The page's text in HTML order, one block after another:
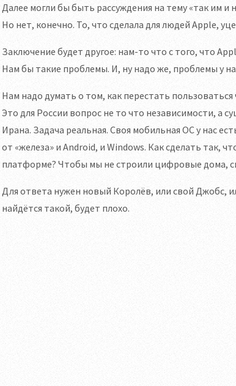
Далее могли бы быть рассуждения на тему «так им
Но нет, конечно. То, что сделала для людей Apple,
Заключение будет другое: нам-то что с того, что
Нам бы такие проблемы. И, ну надо же, проблемы у
Нам надо думать о том, как перестать
Это для России вопрос не то что независимости, а
Ирана. Задача реальная. Своя мобильная ОС у нас
от «железа» и Android, и Windows. Как сделать так,
платформе? Чтобы мы не строили цифровые дома,
Для ответа нужен новый Королёв, или свой Джобс,
найдётся такой, будет плохо.